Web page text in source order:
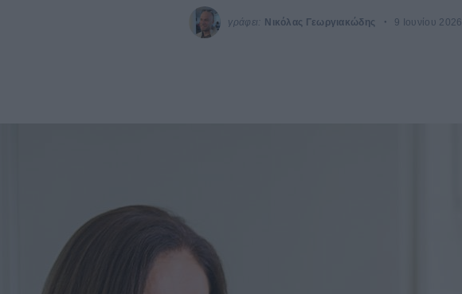
γράφει: Νικόλας Γεωργιακώδης 9 Ιουνίου 2026